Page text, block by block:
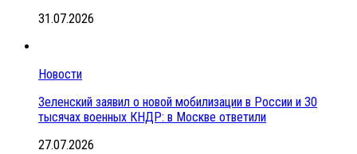
31.07.2026
Новости
Зеленский заявил о новой мобилизации в России и 30
тысячах военных КНДР: в Москве ответили
27.07.2026